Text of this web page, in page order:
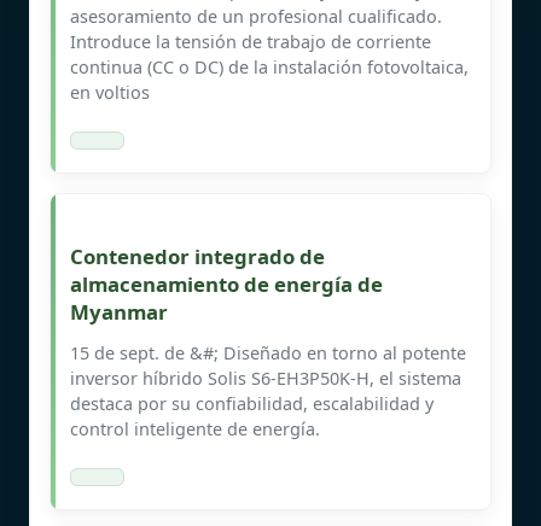
asesoramiento de un profesional cualificado.
Introduce la tensión de trabajo de corriente
continua (CC o DC) de la instalación fotovoltaica,
en voltios
Contenedor integrado de
almacenamiento de energía de
Myanmar
15 de sept. de &#; Diseñado en torno al potente
inversor híbrido Solis S6-EH3P50K-H, el sistema
destaca por su confiabilidad, escalabilidad y
control inteligente de energía.